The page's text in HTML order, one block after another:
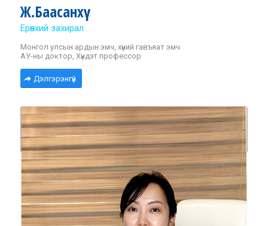
Ж.Баасанхүү
Ерөнхий захирал
Монгол улсын ардын эмч, хүний гавъяат эмч
АУ-ны доктор, Хүндэт профессор
Дэлгэрэнгүй